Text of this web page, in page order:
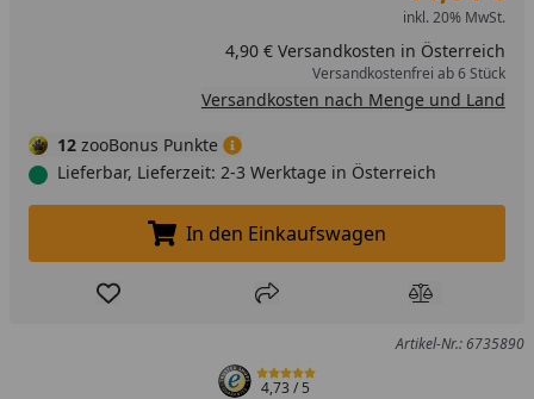
inkl. 20% MwSt.
4,90 € Versandkosten in Österreich
Versandkostenfrei ab 6 Stück
Versandkosten nach Menge und Land
12 zooBonus Punkte
Lieferbar, Lieferzeit: 2-3 Werktage in Österreich
In den Einkaufswagen legen
In den Einkaufswagen
Produkt zur Wunschliste hinzufügen
Teilen Produkt
Artikel-Nr.: 6735890
4,73/ 5